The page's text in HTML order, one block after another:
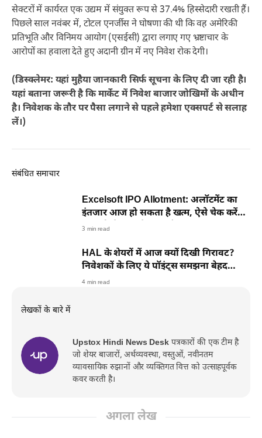
सेक्टरों में कार्यरत एक उद्यम में संयुक्त रूप से 37.4% हिस्सेदारी रखती हैं।
पिछले साल नवंबर में, टोटल एनर्जीस ने घोषणा की थी कि वह अमेरिकी
प्रतिभूति और विनिमय आयोग (एसईसी) द्वारा लगाए गए भ्रष्टाचार के
आरोपों का हवाला देते हुए अदानी ग्रीन में नए निवेश रोक देगी।
(डिस्क्लेमर: यहां मुहैया जानकारी सिर्फ सूचना के लिए दी जा रही है।
यहां बताना जरूरी है कि मार्केट में निवेश बाजार जोखिमों के अधीन
है। निवेशक के तौर पर पैसा लगाने से पहले हमेशा एक्सपर्ट से सलाह
लें।)
संबंधित समाचार
Excelsoft IPO Allotment: अलॉटमेंट का
इंतजार आज हो सकता है खत्म, ऐसे चेक करें
आपको शेयर मिले या नहीं
3 min read
HAL के शेयरों में आज क्यों दिखी गिरावट?
निवेशकों के लिए ये पॉइंट्स समझना बेहद
जरूरी
4 min read
लेखकों के बारे में
Upstox Hindi News Desk पत्रकारों की एक टीम है
जो शेयर बाजारों, अर्थव्यवस्था, वस्तुओं, नवीनतम
व्यावसायिक रुझानों और व्यक्तिगत वित्त को उत्साहपूर्वक
कवर करती है।
अगला लेख